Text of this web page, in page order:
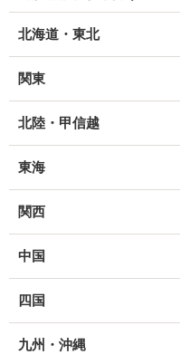
北海道・東北
関東
北陸・甲信越
東海
関西
中国
四国
九州・沖縄